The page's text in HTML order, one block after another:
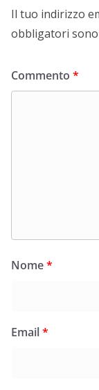
Il tuo indirizzo
obbligatori
Commento *
Nome*
Email*